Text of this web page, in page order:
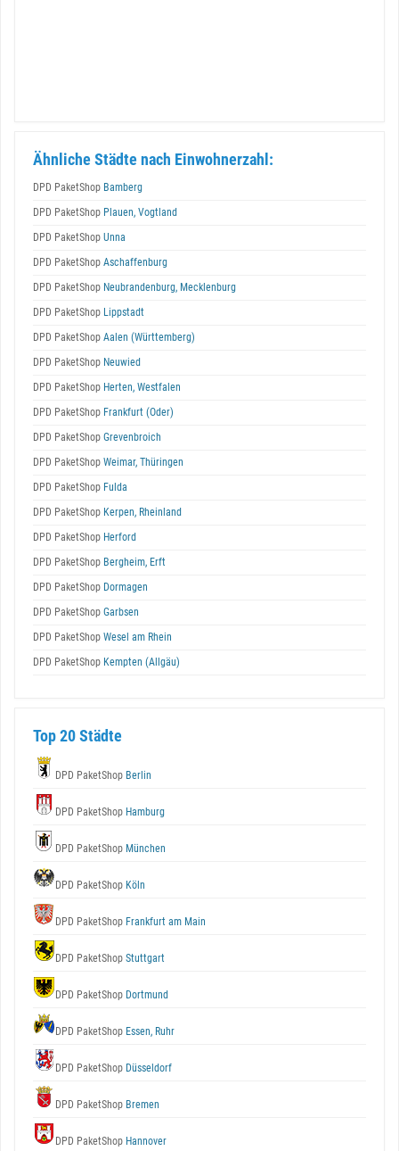
Ähnliche Städte nach Einwohnerzahl:
DPD PaketShop Bamberg
DPD PaketShop Plauen, Vogtland
DPD PaketShop Unna
DPD PaketShop Aschaffenburg
DPD PaketShop Neubrandenburg, Mecklenburg
DPD PaketShop Lippstadt
DPD PaketShop Aalen (Württemberg)
DPD PaketShop Neuwied
DPD PaketShop Herten, Westfalen
DPD PaketShop Frankfurt (Oder)
DPD PaketShop Grevenbroich
DPD PaketShop Weimar, Thüringen
DPD PaketShop Fulda
DPD PaketShop Kerpen, Rheinland
DPD PaketShop Herford
DPD PaketShop Bergheim, Erft
DPD PaketShop Dormagen
DPD PaketShop Garbsen
DPD PaketShop Wesel am Rhein
DPD PaketShop Kempten (Allgäu)
Top 20 Städte
DPD PaketShop Berlin
DPD PaketShop Hamburg
DPD PaketShop München
DPD PaketShop Köln
DPD PaketShop Frankfurt am Main
DPD PaketShop Stuttgart
DPD PaketShop Dortmund
DPD PaketShop Essen, Ruhr
DPD PaketShop Düsseldorf
DPD PaketShop Bremen
DPD PaketShop Hannover